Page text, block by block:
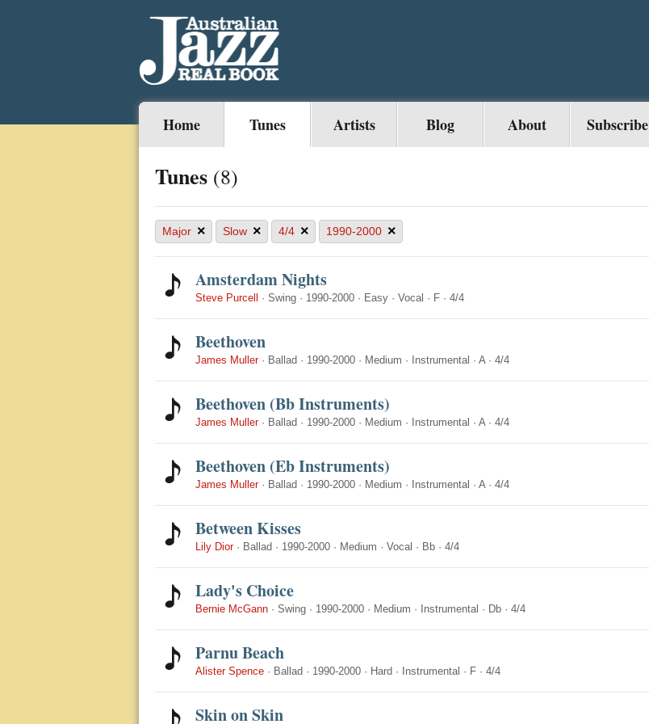
Home Tunes Artists Blog About Subscribe
Tunes (8)
Major × Slow × 4/4 × 1990-2000 ×
Amsterdam Nights
Steve Purcell · Swing · 1990-2000 · Easy · Vocal · F · 4/4
Beethoven
James Muller· Ballad · 1990-2000 · Medium · Instrumental · A· 4/4
Beethoven (Bb Instruments)
James Muller· Ballad · 1990-2000 · Medium · Instrumental · A· 4/4
Beethoven (Eb Instruments)
James Muller· Ballad · 1990-2000 · Medium · Instrumental · A· 4/4
Between Kisses
Lily Dior· Ballad · 1990-2000 · Medium · Vocal · Bb · 4/4
Lady's Choice
Bernie McGann · Swing · 1990-2000 · Medium · Instrumental · Db · 4/4
Parnu Beach
Alister Spence · Ballad · 1990-2000 · Hard · Instrumental · F · 4/4
Skin on Skin